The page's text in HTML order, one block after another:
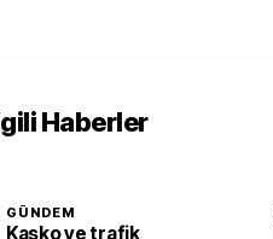
Haberler
GÜNDEM
Kasko ve trafik